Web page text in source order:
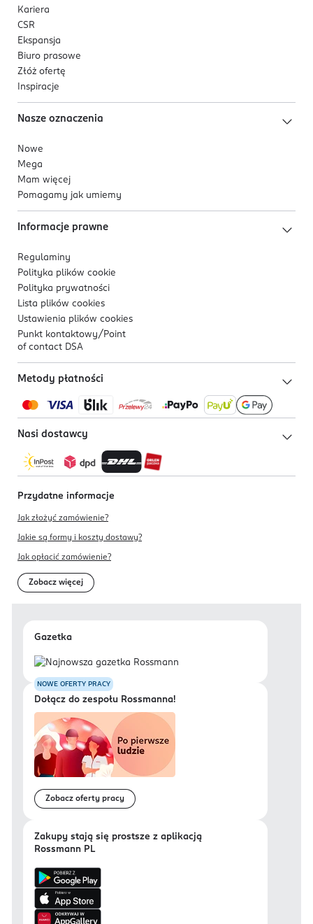
Kariera
CSR
Ekspansja
Biuro prasowe
Złóż ofertę
Inspiracje
Nasze oznaczenia
Nowe
Mega
Mam więcej
Pomagamy jak umiemy
Informacje prawne
Regulaminy
Polityka plików cookie
Polityka prywatności
Lista plików cookies
Ustawienia plików cookies
Punkt kontaktowy/ Point
of contact DSA
Metody płatności
Nasi dostawcy
Przydatne informacje
Jak złożyć zamówienie?
Jakie są formy i koszty dostawy?
Jak opłacić zamówienie?
Zobacz więcej
Gazetka
NOWE OFERTY PRACY
Dołącz do zespołu Rossmanna!
Zobacz oferty pracy
Zakupy stają się prostsze z aplikacją
Rossmann PL